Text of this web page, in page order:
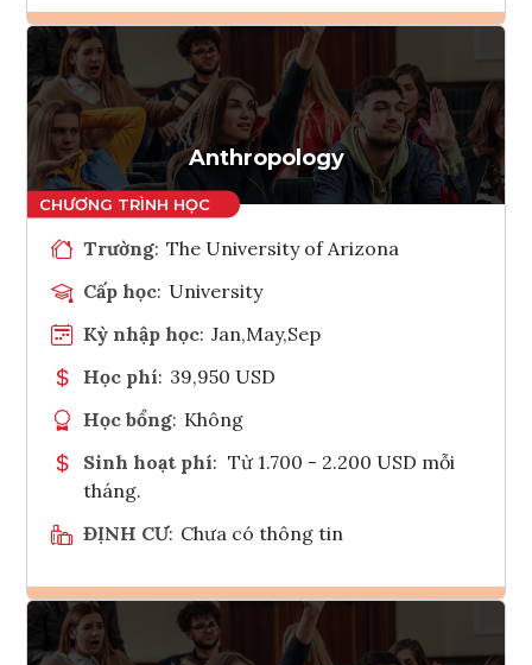
Ghi danh
Tham vấn Interlink
Anthropology
Trường: The University of Arizona
Cấp học: University
Kỳ nhập học: Jan,May,Sep
Học phí: 39,950 USD
Học bổng: Không
Sinh hoạt phí: Từ 1.700 - 2.200 USD mỗi
tháng.
ĐỊNH CƯ: Chưa có thông tin
Ghi danh